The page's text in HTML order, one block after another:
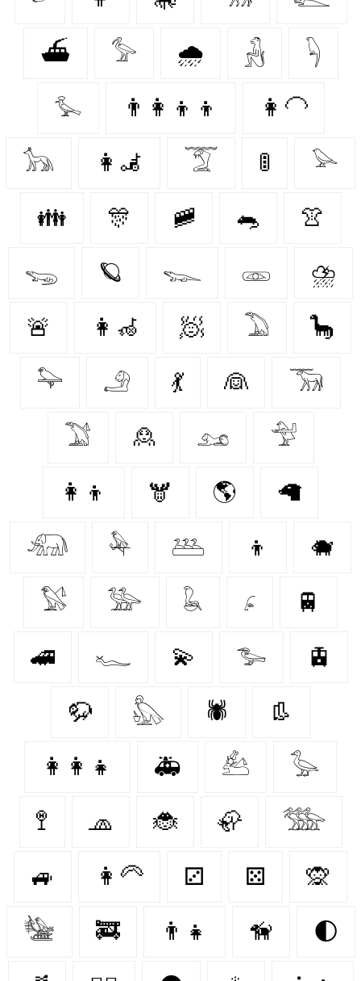
⛴ 𓅞 🌧️ 𓃻 𓆐
𓅙 👨‍👩‍👦‍👦 👩‍🦲
𓃥 👩‍🦼‍ 𓄆 🚦 𓅪
👪 🎊 🚞 🐀 👚
𓆌 🪐 𓆊 𓁽 ⛈️
🚨 👩‍🦽‍ 🧖‍ 𓅐 🦕
𓅍 𓄂 💃 👰‍ 𓃞
𓅑 🙎‍ 𓃭 𓅴
👩‍👦 🫎 🌎 🦙
𓃰 𓅆 𓅹 👦 🐗
𓅄 𓅺 𓆘 𓂊 🚆
🚄 𓆑 💫 𓅧 🚊
🦬 𓅽 🕷️ 👢
👩‍👩‍👧 🚑 𓃕 𓅭
🚏 🧢 🐞 🦣 𓅢
🚙 👩‍🦳 ⚂ ⚄ 🙊
𓅋 🚒 👨‍👧 🦮 🌓